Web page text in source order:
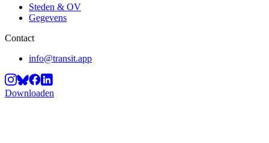
Steden & OV
Gegevens
Contact
info@transit.app
Downloaden